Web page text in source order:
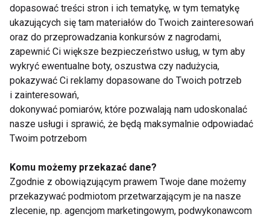
naukowcy
Czym tak naprawdę
jest ten cudowny sok?
stanik jest niezdrowy
dla twoich pleców!
dopasować treści stron i ich tematykę, w tym tematykę
ukazujących się tam materiałów do Twoich zainteresowań
oraz do przeprowadzania konkursów z nagrodami,
zapewnić Ci większe bezpieczeństwo usług, w tym aby
wykryć ewentualne boty, oszustwa czy nadużycia,
pokazywać Ci reklamy dopasowane do Twoich potrzeb
i zainteresowań,
dokonywać pomiarów, które pozwalają nam udoskonalać
nasze usługi i sprawić, że będą maksymalnie odpowiadać
Twoim potrzebom
Komu możemy przekazać dane?
Zgodnie z obowiązującym prawem Twoje dane możemy
przekazywać podmiotom przetwarzającym je na nasze
zlecenie, np. agencjom marketingowym, podwykonawcom